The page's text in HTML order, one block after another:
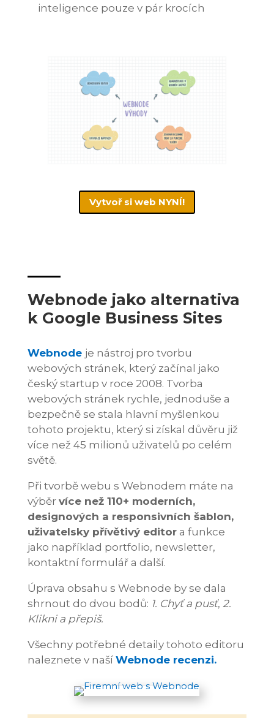
inteligence pouze v pár krocích
Vytvoř si web NYNÍ!
Webnode jako alternativa
k Google Business Sites
Webnode je nástroj pro tvorbu
webových stránek, který začínal jako
český startup v roce 2008. Tvorba
webových stránek rychle, jednoduše a
bezpečně se stala hlavní myšlenkou
tohoto projektu, který si získal důvěru již
více než 45 milionů uživatelů po celém
světě.
Při tvorbě webu s Webnodem máte na
výběr více než 110+ moderních,
designových a responsivních šablon,
uživatelsky přívětivý editora funkce
jako například portfolio, newsletter,
kontaktní formulář a další.
Úprava obsahu s Webnode by se dala
shrnout do dvou bodů: 1. Chyť a pusť, 2.
Klikni a přepiš.
Všechny potřebné detaily tohoto editoru
naleznete v naší Webnode recenzi.